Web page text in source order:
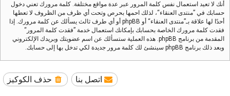
أنك لا تعيد استعمال نفس كلمة المرور عبر عدة مواقع مختلفة. كلمة مرورك تعني دخول
حسابك في ”منتدى العنقاء“، لذلك احمها بحرص وتحت أي ظرف من الظروف لا تعطها
أحدًا لها علاقة بـ”منتدى العنقاء“ أو phpBB أو أي طرف ثالث يسألك عن كلمة مرورك. إذا
فقدت كلمة مرورك الخاصة بحسابك بإمكانك استعمال خدمة ”فقدت كلمة المرور“
المقدمة من برنامج phpBB. هذه العملية ستسألك عن اسم عضويتك وبريدك الإلكتروني
وبعد ذلك برنامج phpBB سينشئ لك كلمة مرور جديدة لكي تدخل بها إلى حسابك.
حذف الكوكيز اتصل بنا